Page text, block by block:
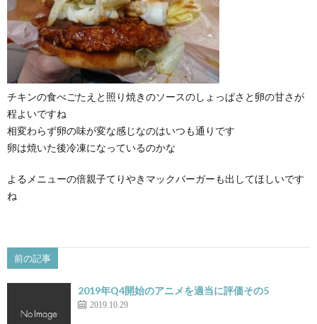
チキンの食べごたえと照り焼きのソースのしょっぱさと卵の甘さが
程よいですね
相変わらず卵の味が変な感じなのはいつも通りです
卵は焼いた後冷凍になっているのかな
よるメニューの倍親子てりやきマックバーガーも出してほしいです
ね
前の記事
2019年Q4開始のアニメを適当に評価その5
2019.10.29